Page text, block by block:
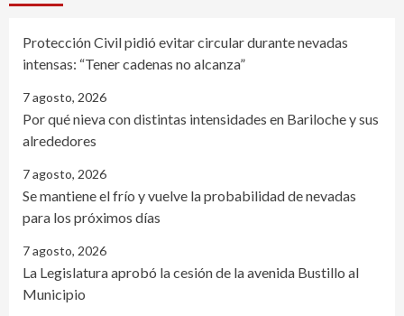
Protección Civil pidió evitar circular durante nevadas
intensas: “Tener cadenas no alcanza”
7 agosto, 2026
Por qué nieva con distintas intensidades en Bariloche y sus
alrededores
7 agosto, 2026
Se mantiene el frío y vuelve la probabilidad de nevadas
para los próximos días
7 agosto, 2026
La Legislatura aprobó la cesión de la avenida Bustillo al
Municipio